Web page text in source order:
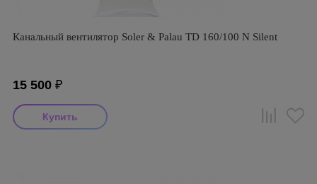
Канальный вентилятор Soler & Palau TD 160/100 N Silent
15 500 ₽